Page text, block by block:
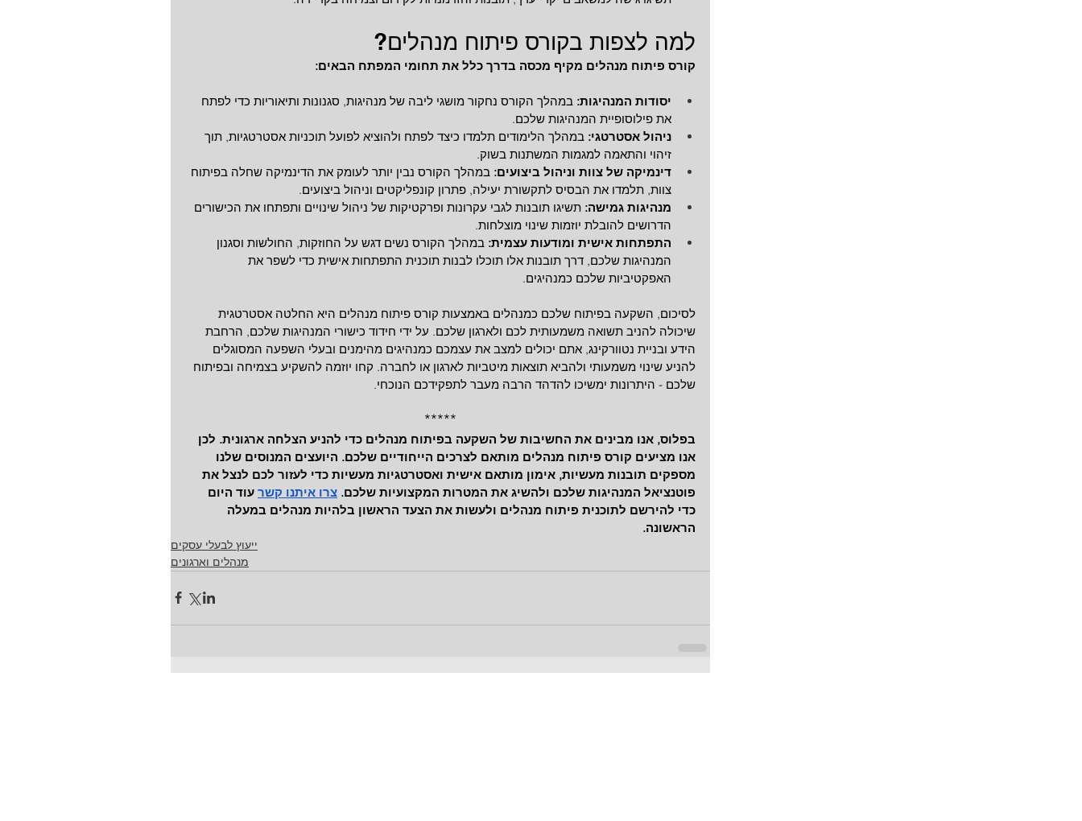
למה לצפות בקורס פיתוח מנהלים?
קורס פיתוח מנהלים מקיף מכסה בדרך כלל את תחומי המפתח הבאים:
יסודות המנהיגות: במהלך הקורס נחקור מושגי ליבה של מנהיגות, סגנונות ותיאוריות כדי לפתח
את פילוסופיית המנהיגות שלכם.
ניהול אסטרטגי: במהלך הלימודים תלמדו כיצד לפתח ולהוציא לפועל תוכניות אסטרטגיות, תוך
זיהוי והתאמה למגמות המשתנות בשוק.
דינמיקה של צוות וניהול ביצועים: במהלך הקורס נבין יותר לעומק את הדינמיקה שחלה בפיתוח
צוות, תלמדו את הבסיס לתקשורת יעילה, פתרון קונפליקטים וניהול ביצועים.
מנהיגות גמישה: תשיגו תובנות לגבי עקרונות ופרקטיקות של ניהול שינויים ותפתחו את הכישורים
הדרושים להובלת יוזמות שינוי מוצלחות.
התפתחות אישית ומודעות עצמית: במהלך הקורס נשים דגש על החוזקות, החולשות וסגנון
המנהיגות שלכם, דרך תובנות אלו תוכלו לבנות תוכנית התפתחות אישית כדי לשפר את
האפקטיביות שלכם כמנהיגים.
לסיכום, השקעה בפיתוח שלכם כמנהלים באמצעות קורס פיתוח מנהלים היא החלטה אסטרטגית
שיכולה להניב תשואה משמעותית לכם ולארגון שלכם. על ידי חידוד כישורי המנהיגות שלכם, הרחבת
הידע ובניית נטוורקינג, אתם יכולים למצב את עצמכם כמנהיגים מהימנים ובעלי השפעה המסוגלים
להניע שינוי משמעותי ולהביא תוצאות מיטביות לארגון או לחברה. קחו יוזמה להשקיע בצמיחה ובפיתוח
שלכם - היתרונות ימשיכו להדהד הרבה מעבר לתפקידכם הנוכחי.
*****
בפלוס, אנו מבינים את החשיבות של השקעה בפיתוח מנהלים כדי להניע הצלחה ארגונית. לכן
אנו מציעים קורס פיתוח מנהלים מותאם לצרכים הייחודיים שלכם. היועצים המנוסים שלנו
מספקים תובנות מעשיות, אימון מותאם אישית ואסטרטגיות מעשיות כדי לעזור לכם לנצל את
פוטנציאל המנהיגות שלכם ולהשיג את המטרות המקצועיות שלכם. צרו איתנו קשר עוד היום
כדי להירשם לתוכנית פיתוח מנהלים ולעשות את הצעד הראשון בלהיות מנהלים במעלה
הראשונה.
ייעוץ לבעלי עסקים
מנהלים וארגונים